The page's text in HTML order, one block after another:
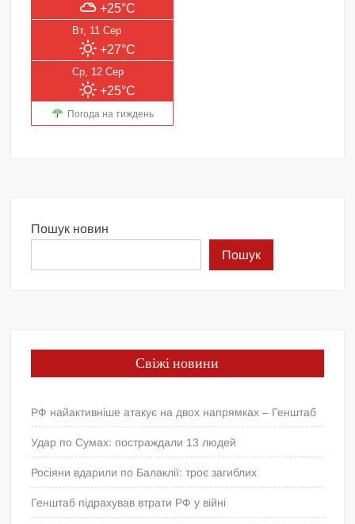
+25°C
Вт, 11 Сер
+27°C
Ср, 12 Сер
+25°C
Погода на тиждень
Пошук новин
Пошук
Свіжі новини
РФ найактивніше атакує на двох напрямках – Генштаб
Удар по Сумах: постраждали 13 людей
Росіяни вдарили по Балаклії: троє загиблих
Генштаб підрахував втрати РФ у війні